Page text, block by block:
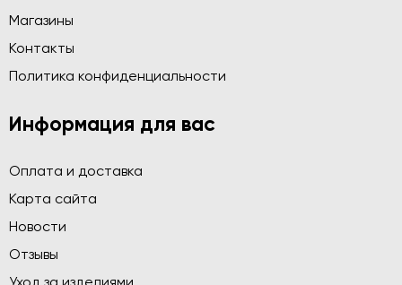
Магазины
Контакты
Политика конфиденциальности
Информация для вас
Оплата и доставка
Карта сайта
Новости
Отзывы